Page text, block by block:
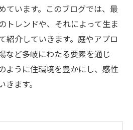
ています。このブログでは、最
トレンドや、それによって生ま
紹介していきます。庭やアプロ
など多岐にわたる要素を通じ
ように住環境を豊かにし、感性
ます。